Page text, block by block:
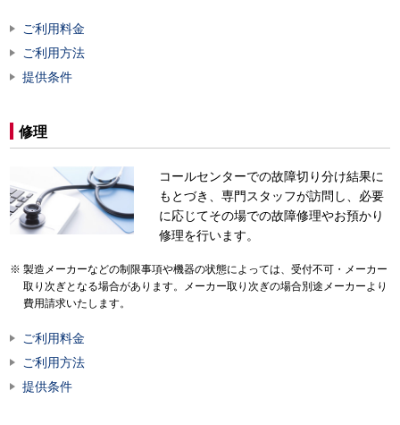
ご利用料金
ご利用方法
提供条件
修理
コールセンターでの故障切り分け結果に
もとづき、専門スタッフが訪問し、必要
に応じてその場での故障修理やお預かり
修理を行います。
製造メーカーなどの制限事項や機器の状態によっては、受付不可・メーカー
取り次ぎとなる場合があります。メーカー取り次ぎの場合別途メーカーより
費用請求いたします。
ご利用料金
ご利用方法
提供条件